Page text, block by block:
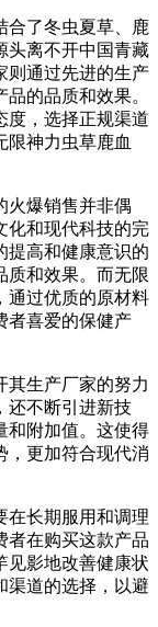
合了冬虫夏草、鹿
头离不开中国青藏
则通过先进的生产
的品质和效果。
度，选择正规渠道
限神力虫草鹿血
火爆销售并非偶
化和现代科技的完
提高和健康意识的
质和效果。而无限
通过优质的原材料
者喜爱的保健产
其生产厂家的努力
还不断引进新技
和附加值。这使得
，更加符合现代消
在长期服用和调理
者在购买这款产品
见影地改善健康状
渠道的选择，以避